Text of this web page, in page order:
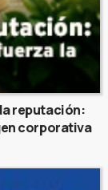
reputación:
corporativa